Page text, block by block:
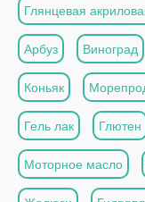
Глянцевая
Арбуз Виноград
Коньяк
Гель лак Глютен
Моторное масло